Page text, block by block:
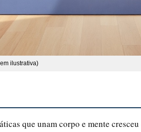
ilustrativa)
que unam corpo e mente